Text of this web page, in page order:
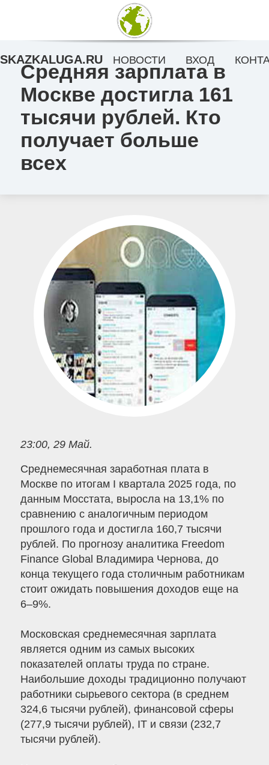
Средняя зарплата в
Москве достигла 161
тысячи рублей. Кто
получает больше
всех
23:00, 29 Май.
Среднемесячная заработная плата в
Москве по итогам I квартала 2025 года, по
данным Мосстата, выросла на 13,1% по
сравнению с аналогичным периодом
прошлого года и достигла 160,7 тысячи
рублей. По прогнозу аналитика Freedom
Finance Global Владимира Чернова, до
конца текущего года столичным работникам
стоит ожидать повышения доходов еще на
6–9%.
Московская среднемесячная зарплата
является одним из самых высоких
показателей оплаты труда по стране.
Наибольшие доходы традиционно получают
работники сырьевого сектора (в среднем
324,6 тысячи рублей), финансовой сферы
(277,9 тысячи рублей), IT и связи (232,7
тысячи рублей).
SKAZKALUGA.RU НОВОСТИ ВХОД